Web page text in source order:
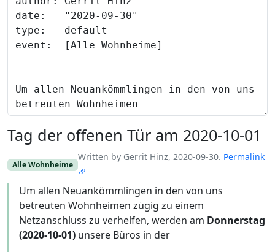
Tag der offenen Tür am 2020-10-01
Alle Wohnheime
Written by Gerrit Hinz, 2020-09-30. Permalink
Um allen Neuankömmlingen in den von uns
betreuten Wohnheimen zügig zu einem
Netzanschluss zu verhelfen, werden am Donnerstag
(2020-10-01) unsere Büros in der